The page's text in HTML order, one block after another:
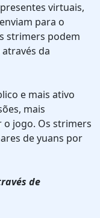
virtuais,
para o
strimers podem
da
e mais ativo
mais
jogo. Os strimers
de yuans por
de